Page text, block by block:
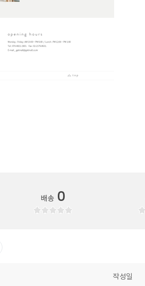
배송 0
작성일